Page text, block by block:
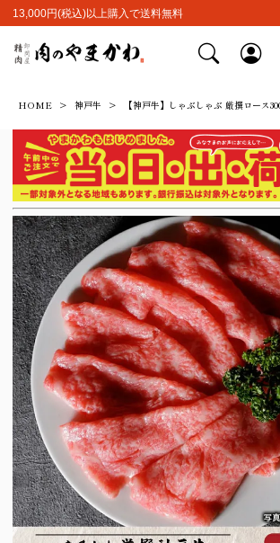
13,000円(税込)以上購入で送料無料
HOME 神戸牛 【神戸牛】しゃぶしゃぶ 厳撰ロース